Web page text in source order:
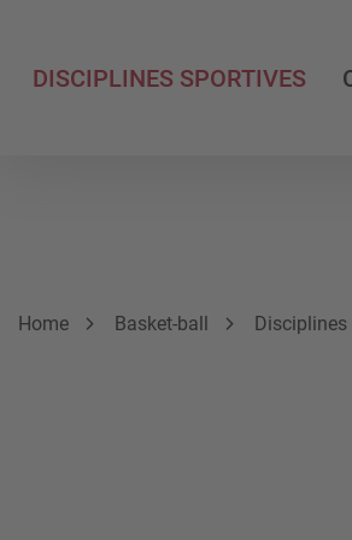
DISCIPLINES SPORTIVES
Breadcrumb
Vous êtes ici:
Home Basket-ball